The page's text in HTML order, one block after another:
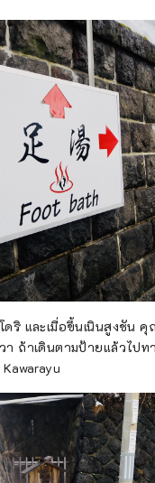
ริ และเมื่อขึ้นเนินสูงชัน
า ถ้าเดินตามป้ายแล้วไปท